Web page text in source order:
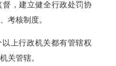
，建立健全行政处罚协
考核制度。
以上行政机关都有管辖权
关管辖。